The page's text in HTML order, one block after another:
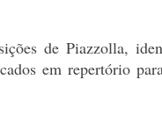
de Piazzolla,
em repertório